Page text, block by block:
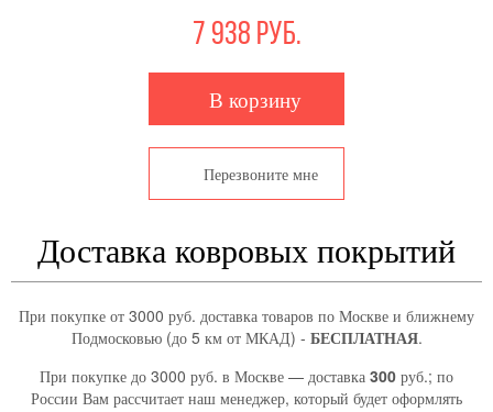
7 938 руб.
В корзину
Перезвоните мне
Доставка ковровых покрытий
При покупке от 3000 руб. доставка товаров по Москве и ближнему
Подмосковью (до 5 км от МКАД) - БЕСПЛАТНАЯ.
При покупке до 3000 руб. в Москве — доставка 300 руб.; по
России Вам рассчитает наш менеджер, который будет оформлять